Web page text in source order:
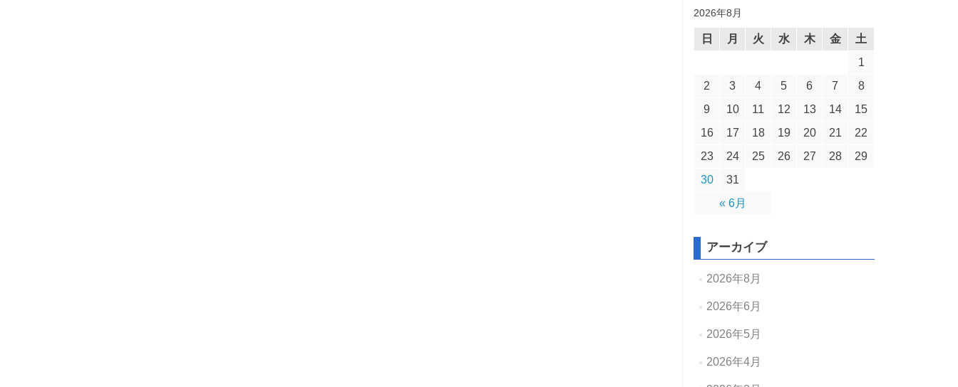
2026年8月
日 月 火 水 木 金 土
« 6月
1
2
3 4 5 6 7
8
9
10 11 12 13 14
15
16
17 18 19 20 21
22
23
24 25 26 27 28
29
30
31
アーカイブ
2026年8月
2026年6月
2026年5月
2026年4月